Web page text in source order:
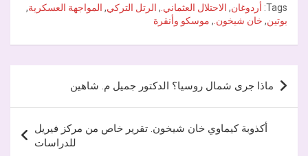
Tags: أردوغان, الاحتلال العثماني., الرتل التركي, المواجهة العسكرية,
بوتين, خان شيخون., موسكو وأنقرة
تصفّح
المقالات
ماذا جرى شمال روسيا؟ الدكتور جميل م. شاهين
أكذوبة كيماوي خان شيخون. تقرير خاص من مركز فيريل
للدراسات